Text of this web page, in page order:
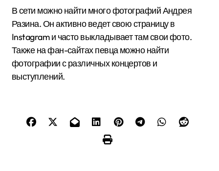
В сети можно найти много фотографий Андрея
Разина. Он активно ведет свою страницу в
Instagram и часто выкладывает там свои фото.
Также на фан-сайтах певца можно найти
фотографии с различных концертов и
выступлений.